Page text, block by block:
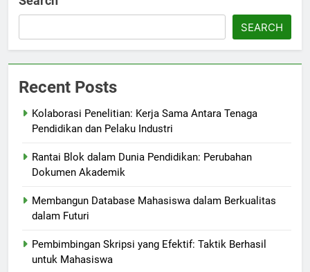
SEARCH
Recent Posts
Kolaborasi Penelitian: Kerja Sama Antara Tenaga
Pendidikan dan Pelaku Industri
Rantai Blok dalam Dunia Pendidikan: Perubahan
Dokumen Akademik
Membangun Database Mahasiswa dalam Berkualitas
dalam Futuri
Pembimbingan Skripsi yang Efektif: Taktik Berhasil
untuk Mahasiswa